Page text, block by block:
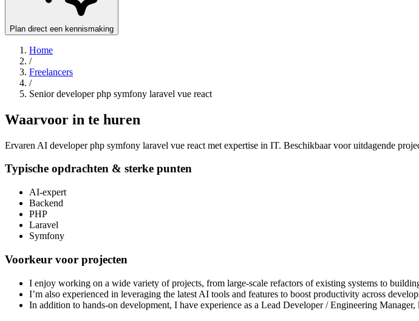
Plan direct een kennismaking
Home
/
Freelancers
/
Senior developer php symfony laravel vue react
Waarvoor in te huren
Ervaren AI developer php symfony laravel vue react met expertise in IT. Beschikbaar voor uitdagende
Typische opdrachten & sterke punten
AI-expert
Backend
PHP
Laravel
Symfony
Voorkeur voor projecten
I enjoy working on a wide variety of projects, from large-scale refactors of existing systems to
I’m also experienced in leveraging the latest AI tools and features to boost productivity across
In addition to hands-on development, I have experience as a Lead Developer / Engineering Manager,